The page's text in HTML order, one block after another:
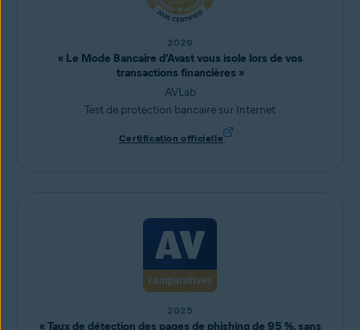
2026
« Le Mode Bancaire d’Avast vous isole lors de vos
transactions financières »
AVLab
Test de protection bancaire sur Internet
Certification officielle
2025
« Taux de détection des pages de phishing de 95 %, sans